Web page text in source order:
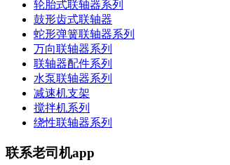
轮胎式联轴器系列
鼓形齿式联轴器
蛇形弹簧联轴器系列
万向联轴器系列
联轴器配件系列
水泵联轴器系列
减速机支架
搅拌机系列
绕性联轴器系列
联系老司机app